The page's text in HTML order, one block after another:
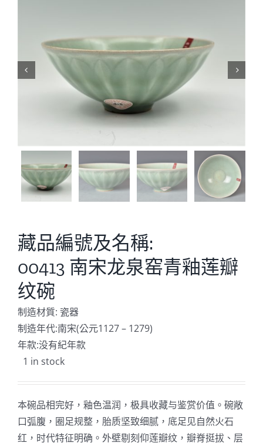
 
藏品編號及名稱:
00413 南宋龙泉窑青釉莲瓣
纹碗
制造材質: 瓷器
制造年代:南宋(公元1127 – 1279)
年款:没有紀年款
1 in stock
本碗品相完好，釉色温润，极具收藏与鉴赏价值。碗敞
口弧腹，圈足规整，胎质坚致细腻，底足见自然火石
红，时代特征明确。外壁剔刻仰莲瓣纹，瓣脊挺拔、层